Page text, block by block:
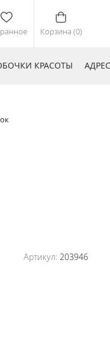
Корзина (0)
КРАСОТЫ
Артикул: 203946